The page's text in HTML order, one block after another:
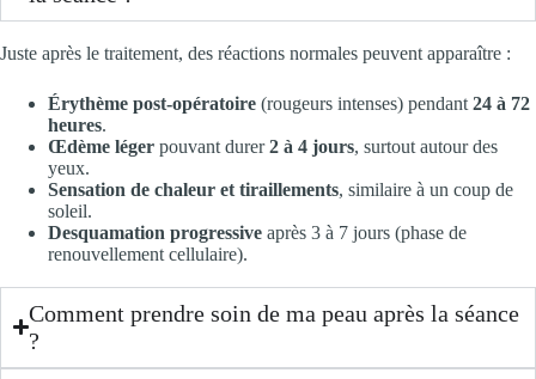
Juste après le traitement, des réactions normales peuvent apparaître :
Érythème post-opératoire (rougeurs intenses) pendant 24 à 72
heures.
Œdème léger pouvant durer2 à 4 jours, surtout autour des
yeux.
Sensation de chaleur et tiraillements, similaire à un coup de
soleil.
Desquamation progressive après 3 à 7 jours (phase de
renouvellement cellulaire).
Comment prendre soin de ma peau après la séance
?